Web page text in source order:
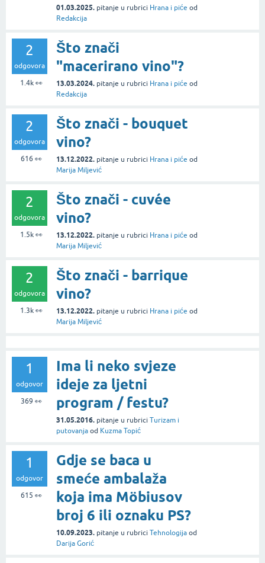
01.03.2025. pitanje u rubrici Hrana i piće od
Redakcija
2
odgovora
1.4k👀
Što znači
"macerirano vino"?
13.03.2024. pitanje u rubrici Hrana i piće od
Redakcija
2
odgovora
616 👀
Što znači - bouquet
vino?
13.12.2022. pitanje u rubrici Hrana i piće od
Marija Miljević
2
odgovora
1.5k👀
Što znači - cuvée
vino?
13.12.2022. pitanje u rubrici Hrana i piće od
Marija Miljević
2
odgovora
1.3k👀
Što znači - barrique
vino?
13.12.2022. pitanje u rubrici Hrana i piće od
Marija Miljević
1
odgovor
369 👀
Ima li neko svjeze
ideje za ljetni
program / festu?
31.05.2016. pitanje u rubrici Turizam i
putovanja od Kuzma Topić
1
odgovor
615 👀
Gdje se baca u
smeće ambalaža
koja ima Möbiusov
broj 6 ili oznaku PS?
10.09.2023. pitanje u rubrici Tehnologija od
Darija Gorić